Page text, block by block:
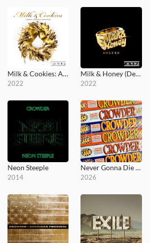
Milk & Cookies: A Merry Crowder Christmas
2022
Milk & Honey (Deluxe)
2022
Neon Steeple
2014
Never Gonna Die (July!)
2026